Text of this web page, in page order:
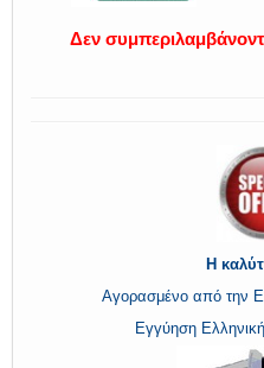
Δεν
Η
Αγορασμένο από την
Εγγύηση